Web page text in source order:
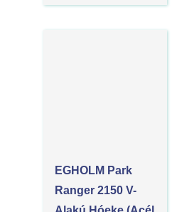
EGHOLM Park
Ranger 2150 V-